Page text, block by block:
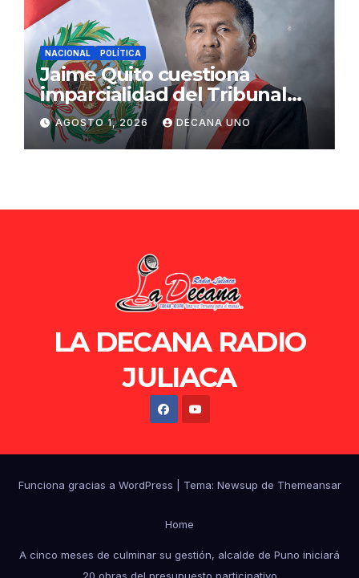
NACIONAL POLÍTICA
Jaime Quito cuestiona
imparcialidad del Tribunal
Constitucional tras liberación
de Ollanta Humala
AGOSTO 1, 2026 DECANA UNO
LA DECANA RADIO
JULIACA
Funciona gracias a WordPress Tema: Newsup de Themeansar
Home
A cinco meses de culminar su gestión, alcalde de Puno iniciará